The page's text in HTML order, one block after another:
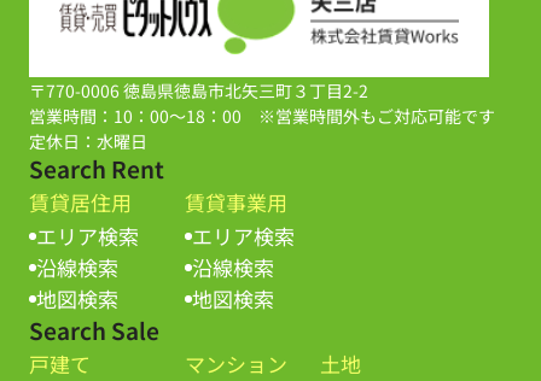
〒770-0006 徳島県徳島市北矢三町３丁目2-2
営業時間：10：00～18：00 ※営業時間外もご対応可能です
定休日：水曜日
Search Rent
賃貸居住用
エリア検索
沿線検索
地図検索
賃貸事業用
エリア検索
沿線検索
地図検索
Search Sale
戸建て
マンション
土地